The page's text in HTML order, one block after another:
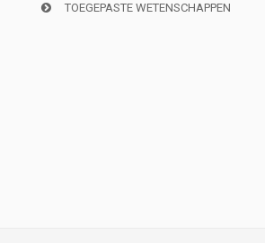
TOEGEPASTE WETENSCHAPPEN